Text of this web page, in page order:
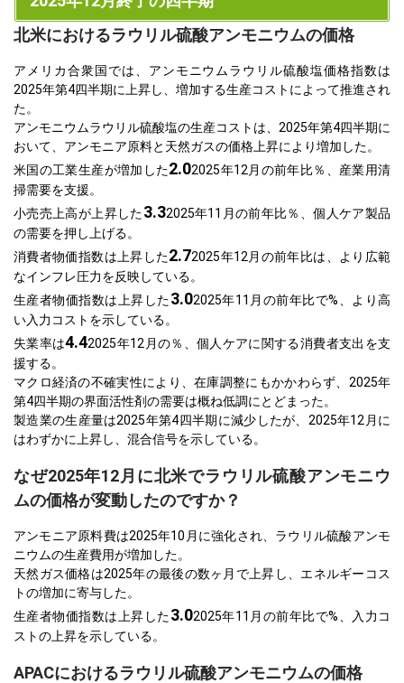
北米におけるラウリル硫酸アンモニウムの価格
アメリカ合衆国では、アンモニウムラウリル硫酸塩価格指数は
2025年第4四半期に上昇し、増加する生産コストによって推進され
た。
アンモニウムラウリル硫酸塩の生産コストは、2025年第4四半期に
おいて、アンモニア原料と天然ガスの価格上昇により増加した。
米国の工業生産が増加した2.02025年12月の前年比％、産業用清
掃需要を支援。
小売売上高が上昇した3.32025年11月の前年比％、個人ケア製品
の需要を押し上げる。
消費者物価指数は上昇した2.72025年12月の前年比は、より広範
なインフレ圧力を反映している。
生産者物価指数は上昇した3.02025年11月の前年比で%、より高
い入力コストを示している。
失業率は4.42025年12月の％、個人ケアに関する消費者支出を支
援する。
マクロ経済の不確実性により、在庫調整にもかかわらず、2025年
第4四半期の界面活性剤の需要は概ね低調にとどまった。
製造業の生産量は2025年第4四半期に減少したが、2025年12月に
はわずかに上昇し、混合信号を示している。
なぜ2025年12月に北米でラウリル硫酸アンモニウ
ムの価格が変動したのですか？
アンモニア原料費は2025年10月に強化され、ラウリル硫酸アンモ
ニウムの生産費用が増加した。
天然ガス価格は2025年の最後の数ヶ月で上昇し、エネルギーコス
トの増加に寄与した。
生産者物価指数は上昇した3.02025年11月の前年比で%、入力コ
ストの上昇を示している。
APACにおけるラウリル硫酸アンモニウムの価格